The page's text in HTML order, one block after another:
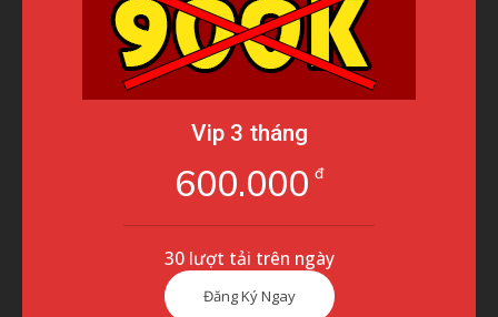
Vip 3 tháng
600.000 đ
30 lượt tải trên ngày
Đăng Ký Ngay